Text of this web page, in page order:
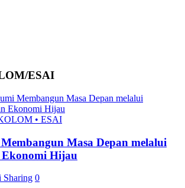
ESAI
• ESAI
Masa Depan melalui
Hijau
Sharing 0